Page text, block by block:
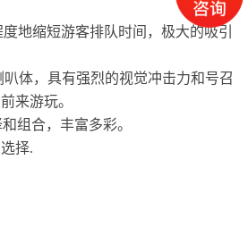
地缩短游客排队时间，极大的吸引
体，具有强烈的视觉冲击力和号召
来游玩。
组合，丰富多彩。
择.